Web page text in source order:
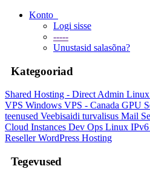
Konto
Logi sisse
-----
Unustasid salasõna?
Kategooriad
Shared Hosting - Direct Admin Linux
VPS Windows VPS - Canada GPU
teenused Veebisaidi turvalisus Mail
Cloud Instances Dev Ops Linux
ResellerWordPress Hosting
Tegevused